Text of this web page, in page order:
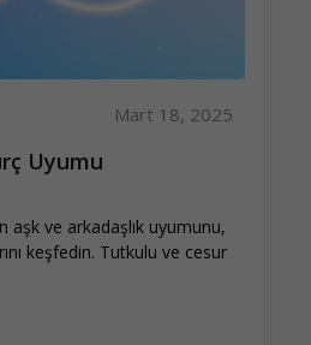
Mart 18, 2025
Uyumu
aşk ve arkadaşlık uyumunu,
keşfedin. Tutkulu ve cesur